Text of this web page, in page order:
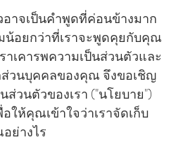
าจเป็นคําพูดที่ค่อนข้างมาก
น้อยกว่าที่เราจะพูดคุยกับคุณ
าเคารพความเป็นส่วนตัวและ
วนบุคคลของคุณ จึงขอเชิญ
วนตัวของเรา ("นโยบาย")
ให้คุณเข้าใจว่าเราจัดเก็บ
ย่างไร